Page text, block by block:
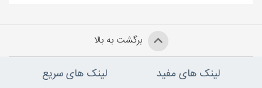
برگشت به بالا
لینک های مفید لینک های سریع